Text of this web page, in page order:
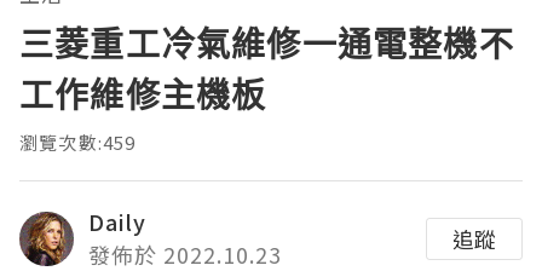
三菱重工冷氣維修一通電整機不
工作維修主機板
瀏覽次數:459
Daily
發佈於 2022.10.23
追蹤